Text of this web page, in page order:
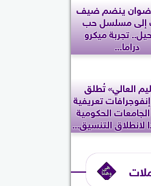
ينضم ضيف
مسلسل حب
تجربة ميكرو
دراما...
العالي» تُطلق
تعريفية
الحكومية
لانطلاق التنسيق...